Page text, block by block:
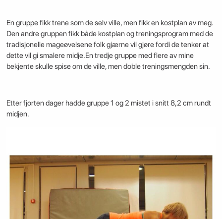
En gruppe fikk trene som de selv ville, men fikk en kostplan av meg.
Den andre gruppen fikk både kostplan og treningsprogram med de
tradisjonelle mageøvelsene folk gjærne vil gjøre fordi de tenker at
dette vil gi smalere midje.En tredje gruppe med flere av mine
bekjente skulle spise om de ville, men doble treningsmengden sin.
Etter fjorten dager hadde gruppe 1 og 2 mistet i snitt 8,2 cm rundt
midjen.